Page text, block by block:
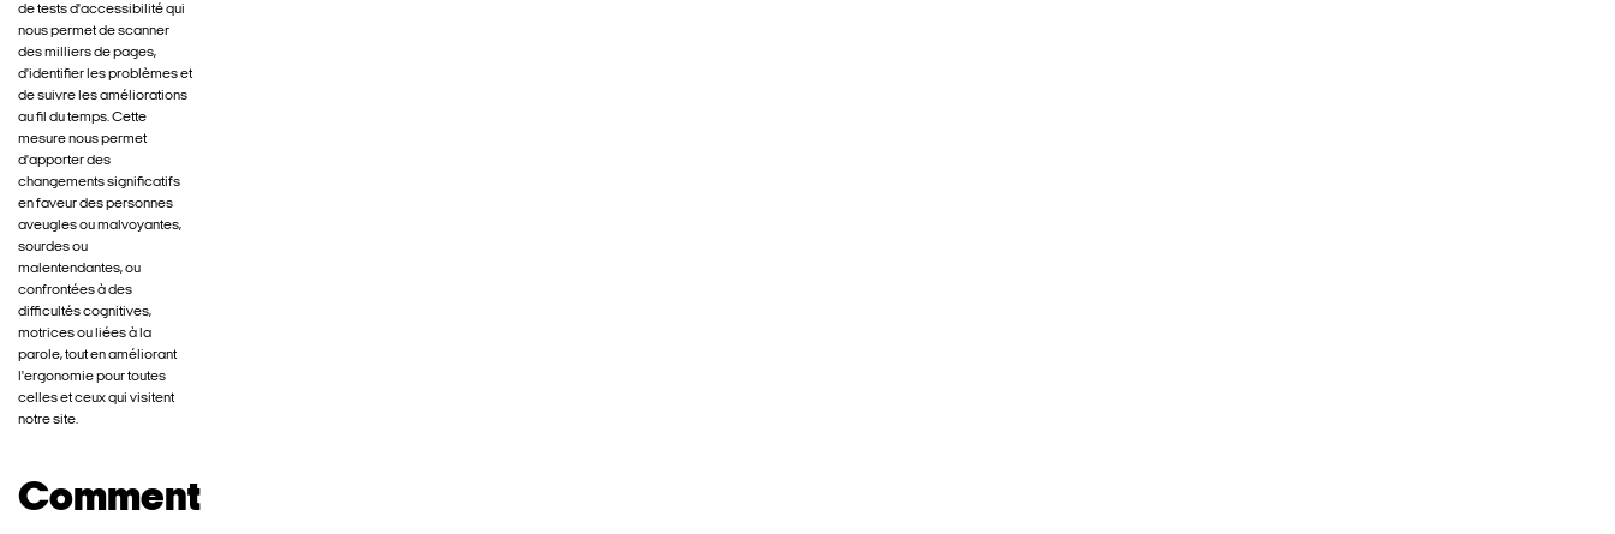
de tests d'accessibilité qui
nous permet de scanner
des milliers de pages,
d'identifier les problèmes et
de suivre les améliorations
au fil du temps. Cette
mesure nous permet
d'apporter des
changements significatifs
en faveur des personnes
aveugles ou malvoyantes,
sourdes ou
malentendantes, ou
confrontées à des
difficultés cognitives,
motrices ou liées à la
parole, tout en améliorant
l'ergonomie pour toutes
celles et ceux qui visitent
notre site.
Comment